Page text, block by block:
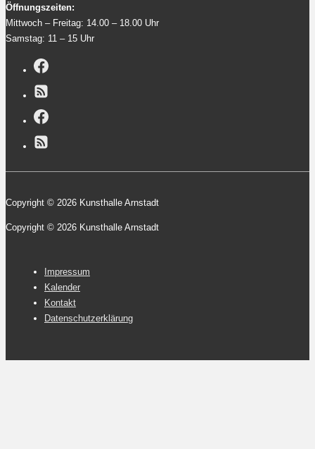
Öffnungszeiten:
Mittwoch – Freitag: 14.00 – 18.00 Uhr
Samstag: 11 – 15 Uhr
Copyright © 2026 Kunsthalle Arnstadt
Copyright © 2026 Kunsthalle Arnstadt
Footer-
Menü
Impressum
Kalender
Kontakt
Datenschutzerklärung